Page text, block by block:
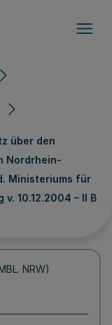
über den
Nordrhein-
Ministeriums für
10.12.2004 – II B
NRW)